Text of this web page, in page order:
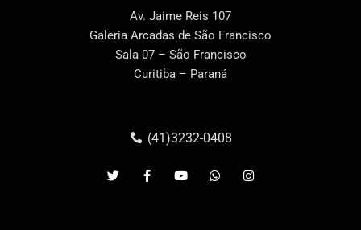
Av. Jaime Reis 107
Galeria Arcadas de São Francisco
Sala 07 – São Francisco
Curitiba – Paraná
(41)3232-0408